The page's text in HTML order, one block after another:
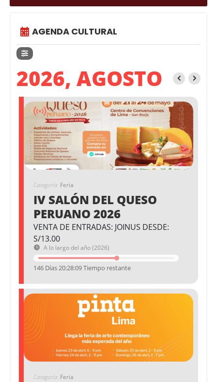
AGENDA CULTURAL
2026, AGOSTO
Categoría Feria
IV SALÓN DEL QUESO
PERUANO 2026
VENTA DE ENTRADAS: JOINUS DESDE:
S/13.00
A lo largo del año (2026)
146 Días 20:28:08 Tiempo restante
Categoría Feria